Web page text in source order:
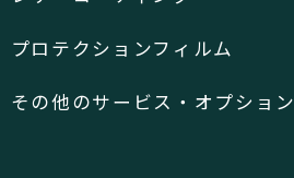
プロテクションフィルム
その他のサービス・オプション